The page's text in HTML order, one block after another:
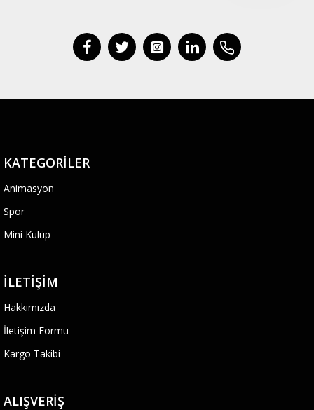
KATEGORILER
Animasyon
Spor
Mini Kulüp
İLETIŞIM
Hakkımızda
İletişim Formu
Kargo Takibi
ALIŞVERIŞ